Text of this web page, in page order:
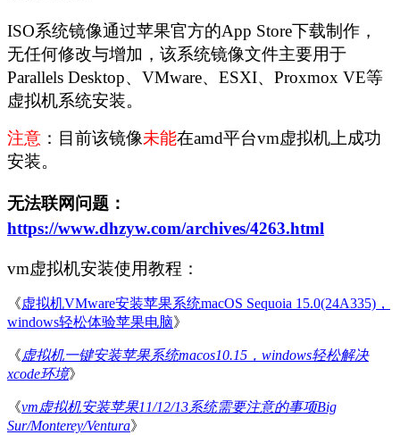
ISO系统镜像通过苹果官方的App Store下载制作，
无任何修改与增加，该系统镜像文件主要用于
Parallels Desktop、VMware、ESXI、Proxmox VE等
虚拟机系统安装。
注意 ：目前该镜像未能在amd平台vm虚拟机上成功
安装。
无法联网问题：
https://www.dhzyw.com/archives/4263.html
vm虚拟机安装使用教程：
《虚拟机VMware安装苹果系统macOS Sequoia 15.0(24A335)，
windows轻松体验苹果电脑》
《虚拟机一键安装苹果系统macos10.15，windows轻松解决
xcode环境》
《vm虚拟机安装苹果11/12/13系统需要注意的事项Big
Sur/Monterey/Ventura》